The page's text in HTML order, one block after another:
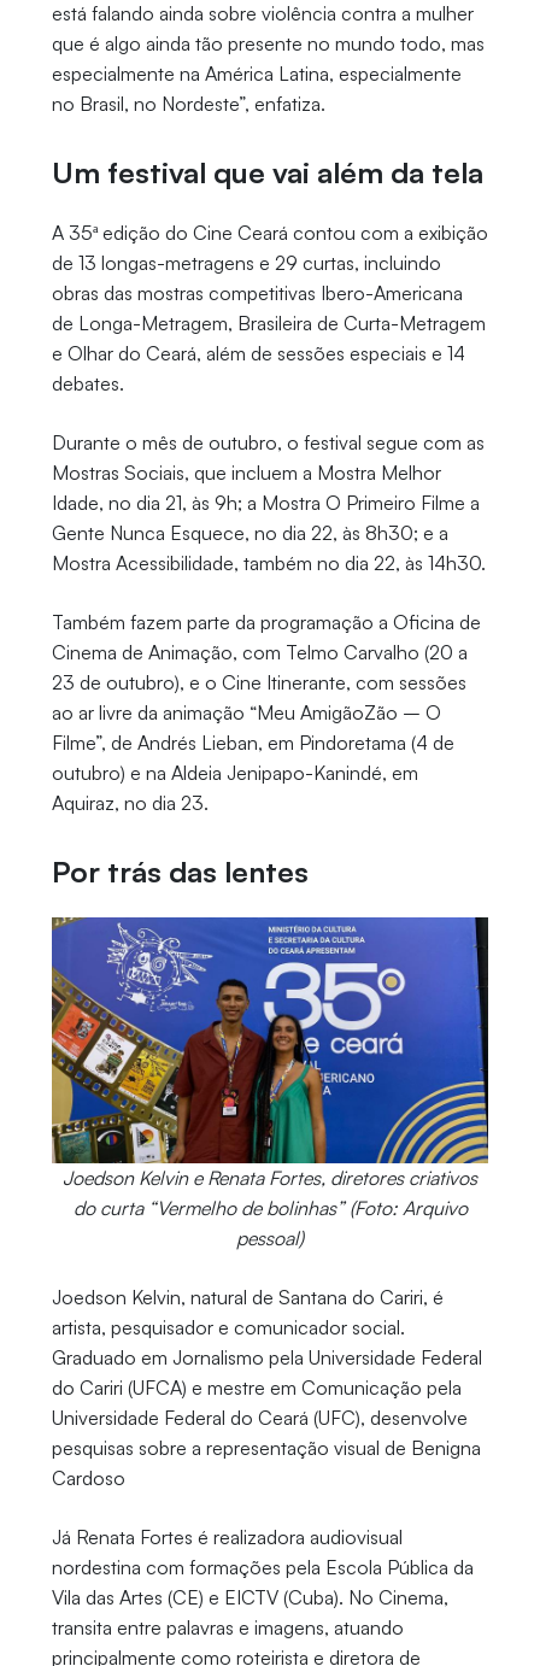
está falando ainda sobre violência contra a mulher
que é algo ainda tão presente no mundo todo, mas
especialmente na América Latina, especialmente
no Brasil, no Nordeste”, enfatiza.
Um festival que vai além da tela
A 35ª edição do Cine Ceará contou com a exibição
de 13 longas-metragens e 29 curtas, incluindo
obras das mostras competitivas Ibero-Americana
de Longa-Metragem, Brasileira de Curta-Metragem
e Olhar do Ceará, além de sessões especiais e 14
debates.
Durante o mês de outubro, o festival segue com as
Mostras Sociais, que incluem a Mostra Melhor
Idade, no dia 21, às 9h; a Mostra O Primeiro Filme a
Gente Nunca Esquece, no dia 22, às 8h30; e a
Mostra Acessibilidade, também no dia 22, às 14h30.
Também fazem parte da programação a Oficina de
Cinema de Animação, com Telmo Carvalho (20 a
23 de outubro), e o Cine Itinerante, com sessões
ao ar livre da animação “Meu AmigãoZão – O
Filme”, de Andrés Lieban, em Pindoretama (4 de
outubro) e na Aldeia Jenipapo-Kanindé, em
Aquiraz, no dia 23.
Por trás das lentes
Joedson Kelvin e Renata Fortes, diretores criativos
do curta “Vermelho de bolinhas” (Foto: Arquivo
pessoal)
Joedson Kelvin, natural de Santana do Cariri, é
artista, pesquisador e comunicador social.
Graduado em Jornalismo pela Universidade Federal
do Cariri (UFCA) e mestre em Comunicação pela
Universidade Federal do Ceará (UFC), desenvolve
pesquisas sobre a representação visual de Benigna
Cardoso
Já Renata Fortes é realizadora audiovisual
nordestina com formações pela Escola Pública da
Vila das Artes (CE) e EICTV (Cuba). No Cinema,
transita entre palavras e imagens, atuando
principalmente como roteirista e diretora de